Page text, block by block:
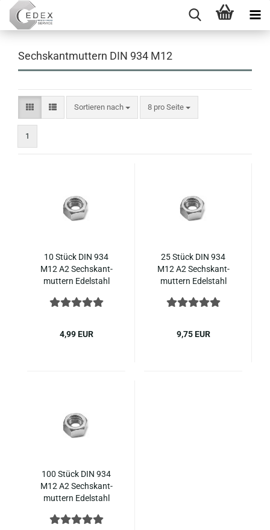
Sechskantmuttern DIN 934 M12
Sortieren nach
Sortieren nach 8 pro Seite
pro Seite
1
10 Stück DIN 934
M12 A2 Sechs­kant­
mut­tern Edel­stahl
4,99 EUR
25 Stück DIN 934
M12 A2 Sechs­kant­
mut­tern Edel­stahl
9,75 EUR
100 Stück DIN 934
M12 A2 Sechs­kant­
mut­tern Edel­stahl